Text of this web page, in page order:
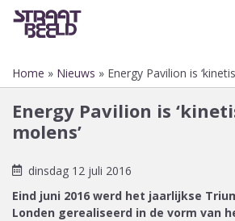
Overslaan
inhoud
gaan
Kruimelpad
Home Nieuws Energy Pavilion is
Energy Pavilion is
molens’
dinsdag 12 juli 2016
Eind juni 2016 werd het jaarlijkse
Londen gerealiseerd in de vorm van